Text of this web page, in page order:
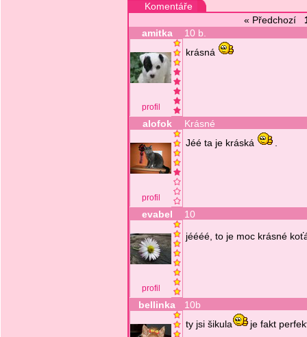
Komentáře
« Předchozí
amitka
10 b.
profil
krásná
alofok Krásné
profil
Jéé ta je kráská
evabel 10
profil
jéééé, to je moc krásné
bellinka 10b
ty jsi šikula je fakt